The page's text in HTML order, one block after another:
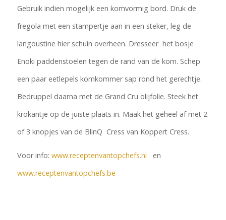
Gebruik indien mogelijk een komvormig bord. Druk de
fregola met een stampertje aan in een steker, leg de
langoustine hier schuin overheen. Dresseer het bosje
Enoki paddenstoelen tegen de rand van de kom. Schep
een paar eetlepels komkommer sap rond het gerechtje.
Bedruppel daarna met de Grand Cru olijfolie. Steek het
krokantje op de juiste plaats in. Maak het geheel af met 2
of 3 knopjes van de BlinQ Cress van Koppert Cress.
Voor info: www.receptenvantopchefs.nl en
www.receptenvantopchefs.be